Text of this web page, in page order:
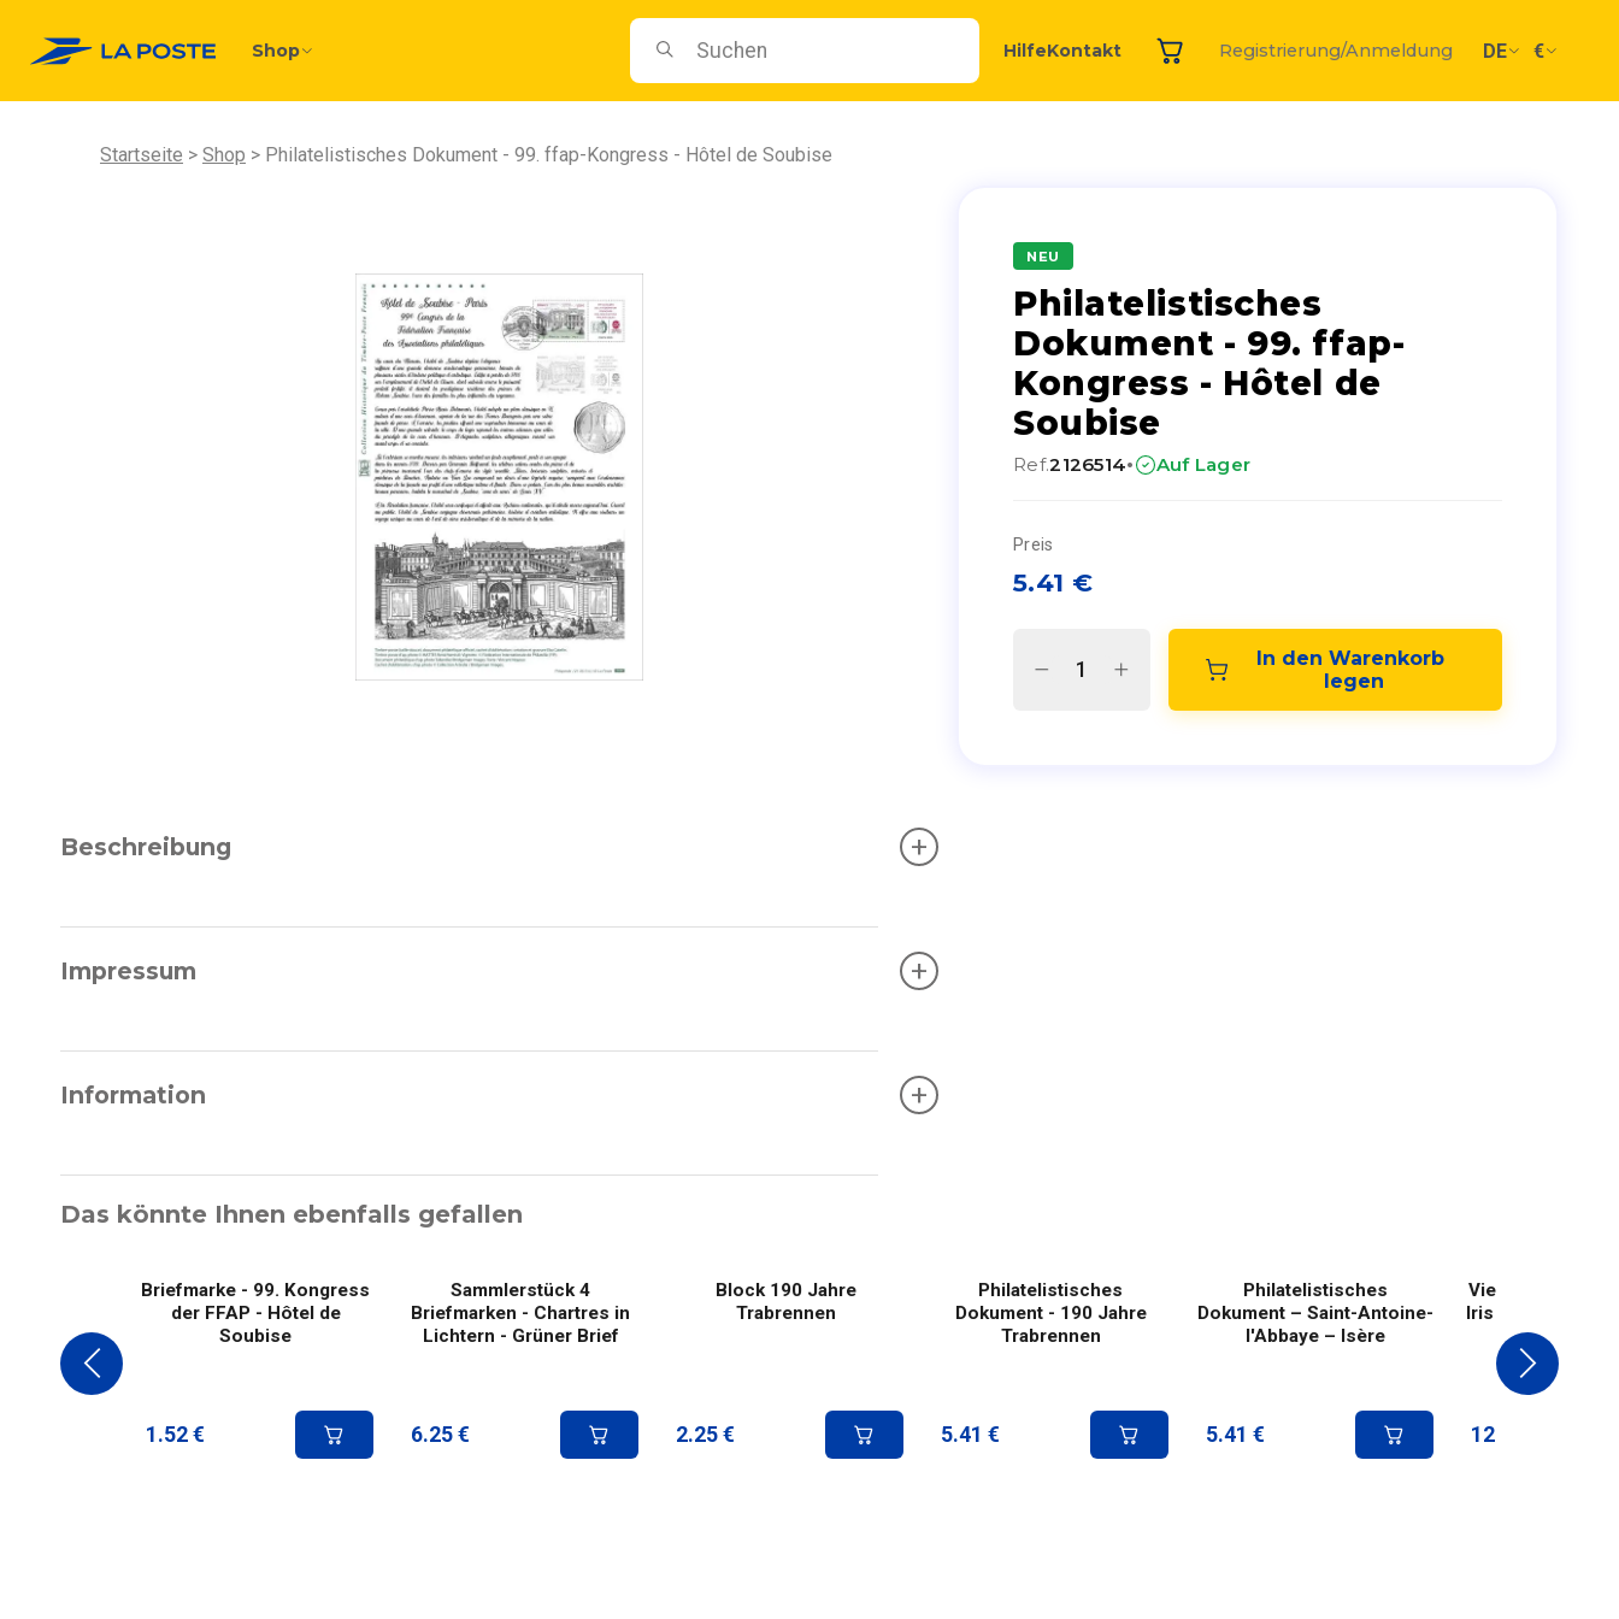
Shop HilfeKontakt Registrierung/Anmeldung DE €
Startseite Shop Philatelistisches Dokument - 99. ffap-Kongress - Hôtel de Soubise
NEU
Philatelistisches
Dokument - 99. ffap-
Kongress - Hôtel de
Soubise
Ref.2126514· Auf Lager
Preis
5.41 €
In den Warenkorb
legen
Beschreibung +
Impressum +
Information +
Das könnte Ihnen ebenfalls gefallen
Briefmarke - 99. Kongress
der FFAP - Hôtel de
Soubise
1.52 €
Sammlerstück 4
Briefmarken - Chartres in
Lichtern - Grüner Brief
6.25 €
Block 190 Jahre
Trabrennen
2.25 €
Philatelistisches
Dokument - 190 Jahre
Trabrennen
5.41 €
Philatelistisches
Dokument – Saint-Antoine-
l'Abbaye – Isère
5.41 €
Viererblock
Iris Merkur -
12.00